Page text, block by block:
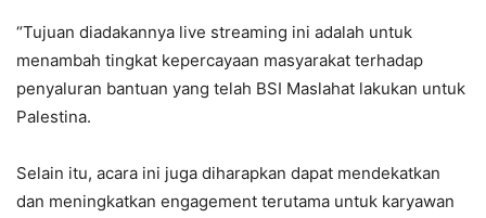
“Tujuan diadakannya live streaming ini adalah untuk
menambah tingkat kepercayaan masyarakat terhadap
penyaluran bantuan yang telah BSI Maslahat lakukan untuk
Palestina.
Selain itu, acara ini juga diharapkan dapat mendekatkan
dan meningkatkan engagement terutama untuk karyawan